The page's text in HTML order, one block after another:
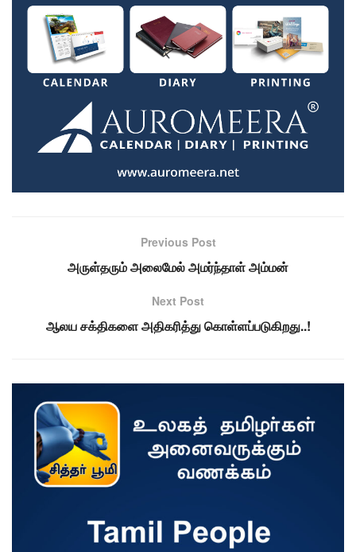
Previous Post
அருள்தரும் அலைமேல் அமர்ந்தாள் அம்மன்
Next Post
ஆலய சக்திகளை அதிகரித்து கொள்ளப்படுகிறது..!